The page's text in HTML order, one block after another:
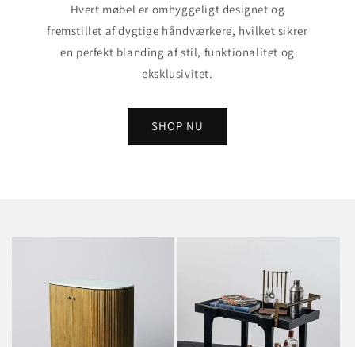
Hvert møbel er omhyggeligt designet og
fremstillet af dygtige håndværkere, hvilket sikrer
en perfekt blanding af stil, funktionalitet og
eksklusivitet.
SHOP NU